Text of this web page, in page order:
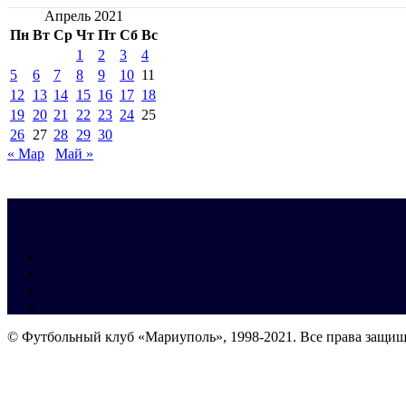
Апрель 2021
Пн Вт Ср Чт Пт Сб Вс
1
2 3
4
5
6 7 8 9 10 11
12 13 14 15 16 17 18
19 20 21 22 23 24 25
26 27 28 29 30
« Мар
Май »
© Футбольный клуб «Мариуполь», 1998-2021. Все права